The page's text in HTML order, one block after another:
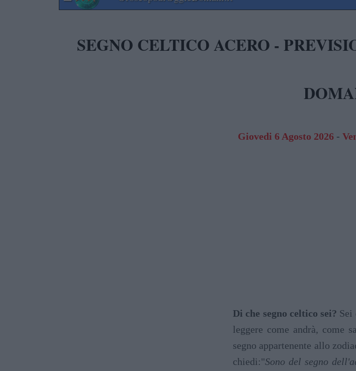
SEGNO CELTICO ACERO -
Giovedi 6 Agosto 2026 -
Di che segno celtico sei? Sei
leggere come andrà, come
segno appartenente allo
chiedi:"Sono del segno